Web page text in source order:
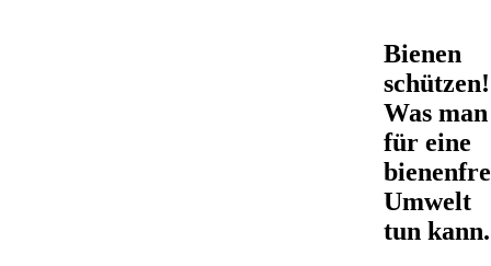
Bienen
schützen!
Was man
für eine
Umwelt
tun kann.